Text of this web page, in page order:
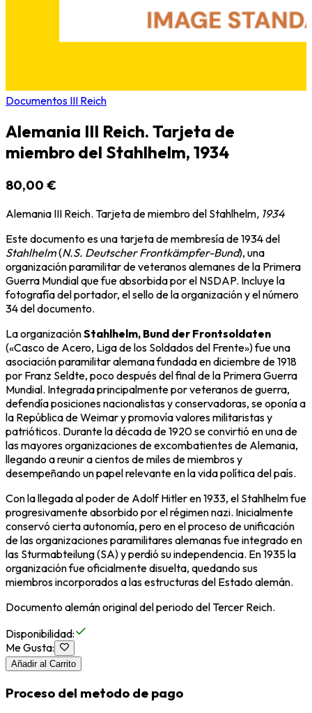
Documentos III Reich
Alemania III Reich. Tarjeta de
miembro del Stahlhelm, 1934
80,00 €
Alemania III Reich. Tarjeta de miembro del Stahlhelm, 1934
Este documento es una tarjeta de membresía de 1934 del
Stahlhelm(N.S. Deutscher Frontkämpfer-Bund), una
organización paramilitar de veteranos alemanes de la Primera
Guerra Mundial que fue absorbida por el NSDAP. Incluye la
fotografía del portador, el sello de la organización y el número
34 del documento.
La organizaciónStahlhelm, Bund der Frontsoldaten
(«Casco de Acero, Liga de los Soldados del Frente») fue una
asociación paramilitar alemana fundada en diciembre de 1918
por Franz Seldte, poco después del final de la Primera Guerra
Mundial. Integrada principalmente por veteranos de guerra,
defendía posiciones nacionalistas y conservadoras, se oponía a
la República de Weimary promovía valores militaristas y
patrióticos. Durante la década de 1920 se convirtió en una de
las mayores organizaciones de excombatientes de Alemania,
llegando a reunir a cientos de miles de miembros y
desempeñando un papel relevante en la vida política del país.
Con la llegada al poder de Adolf Hitleren 1933, el Stahlhelm fue
progresivamente absorbido por el régimen nazi. Inicialmente
conservó cierta autonomía, pero en el proceso de unificación
de las organizaciones paramilitares alemanas fue integrado en
las Sturmabteilung (SA)y perdió su independencia. En 1935 la
organización fue oficialmente disuelta, quedando sus
miembros incorporados a las estructuras del Estado alemán.
Documento alemán original del periodo del Tercer Reich.
Disponibilidad:
Me Gusta:
Añadir al Carrito
Proceso del metodo de pago